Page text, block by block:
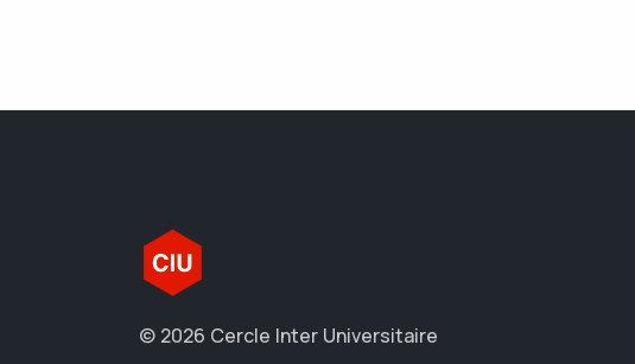
© 2026 Cercle Inter Universitaire